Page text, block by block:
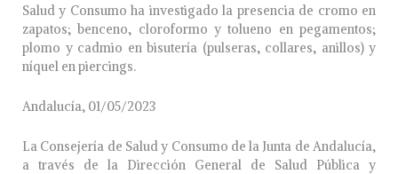
Salud y Consumo ha investigado la presencia de cromo en
zapatos; benceno, cloroformo y tolueno en pegamentos;
plomo y cadmio en bisutería (pulseras, collares, anillos) y
níquel en piercings.
Andalucía, 01/05/2023
La Consejería de Salud y Consumo de la Junta de Andalucía,
a través de la Dirección General de Salud Pública y